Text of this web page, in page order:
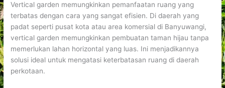
Vertical garden memungkinkan pemanfaatan ruang yang
terbatas dengan cara yang sangat efisien. Di daerah yang
padat seperti pusat kota atau area komersial di Banyuwangi,
vertical garden memungkinkan pembuatan taman hijau tanpa
memerlukan lahan horizontal yang luas. Ini menjadikannya
solusi ideal untuk mengatasi keterbatasan ruang di daerah
perkotaan.